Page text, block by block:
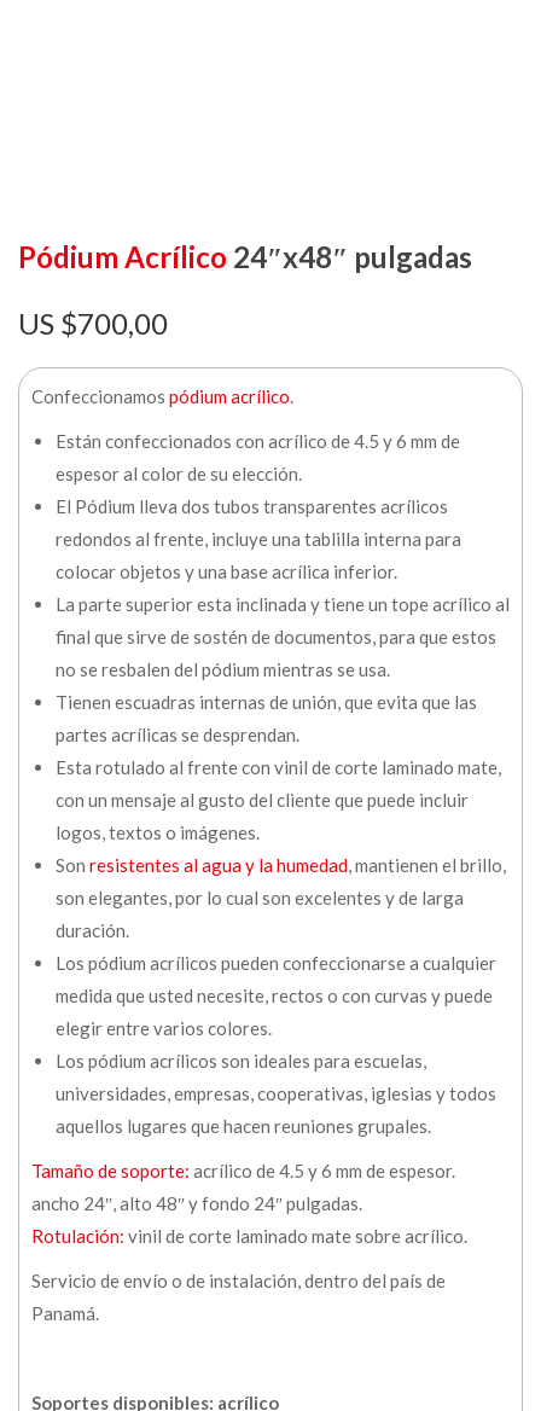
Pódium Acrílico 24″x48″ pulgadas
$700,00
Confeccionamos pódium acrílico.
Están confeccionados con acrílico de 4.5 y 6 mm de
espesor al color de su elección.
El Pódium lleva dos tubos transparentes acrílicos
redondos al frente, incluye una tablilla interna para
colocar objetos y una base acrílica inferior.
La parte superior esta inclinada y tiene un tope acrílico al
final que sirve de sostén de documentos, para que estos
no se resbalen del pódium mientras se usa.
Tienen escuadras internas de unión, que evita que las
partes acrílicas se desprendan.
Esta rotulado al frente con vinil de corte laminado mate,
con un mensaje al gusto del cliente que puede incluir
logos, textos o imágenes.
Son resistentes al agua y la humedad, mantienen el brillo,
son elegantes, por lo cual son excelentes y de larga
duración.
Los pódium acrílicos pueden confeccionarse a cualquier
medida que usted necesite, rectos o con curvas y puede
elegir entre varios colores.
Los pódium acrílicos son ideales para escuelas,
universidades, empresas, cooperativas, iglesias y todos
aquellos lugares que hacen reuniones grupales.
Tamaño de soporte: acrílico de 4.5 y 6 mm de espesor.
ancho 24″, alto 48″ y fondo 24″ pulgadas.
Rotulación: vinil de corte laminado mate sobre acrílico.
Servicio de envío o de instalación, dentro del país de
Panamá.
Soportes disponibles: acrílico